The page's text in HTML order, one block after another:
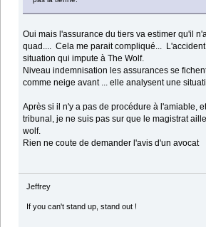
Oui mais l'assurance du tiers va estimer qu'il
quad.... Cela me parait compliqué...
situation qui impute à The Wolf.
Niveau indemnisation les assurances se
comme neige avant ... elle analysent une
Après si il n'y a pas de procédure à l'amiable,
tribunal, je ne suis pas sur que le magistrat
wolf.
Rien ne coute de demander l'avis d'un avocat
Jeffrey
If you can't stand up, stand out !